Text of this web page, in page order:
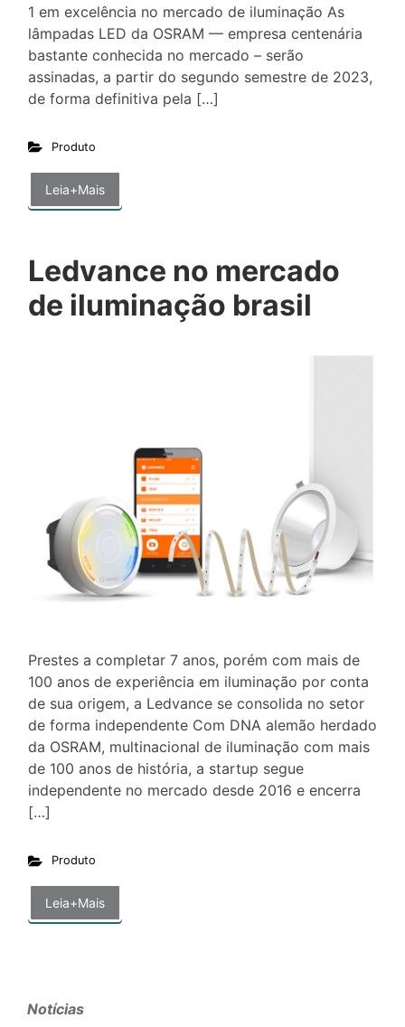
1 em excelência no mercado de iluminação As
lâmpadas LED da OSRAM — empresa centenária
bastante conhecida no mercado – serão
assinadas, a partir do segundo semestre de 2023,
de forma definitiva pela […]
Produto
Leia+Mais
Ledvance no mercado
de iluminação brasil
Prestes a completar 7 anos, porém com mais de
100 anos de experiência em iluminação por conta
de sua origem, a Ledvance se consolida no setor
de forma independente Com DNA alemão herdado
da OSRAM, multinacional de iluminação com mais
de 100 anos de história, a startup segue
independente no mercado desde 2016 e encerra
[…]
Produto
Leia+Mais
Notícias